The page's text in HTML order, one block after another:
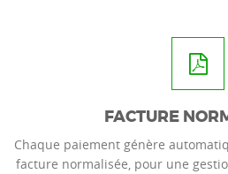
FACTURE
Chaque paiement génère
facture normalisée, pour une